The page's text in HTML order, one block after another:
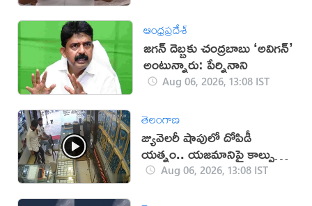
ఆంధ్రప్రదేశ్
జగన్ దెబ్బకు చంద్రబాబు ‘అవిగన్’
అంటున్నారు: పేర్నినాని
Aug 06, 2026, 13:08 IST
తెలంగాణ
జ్యువెలరీ షాపులో దోపిడీ
యత్నం.. యజమానిపై కాల్పులు
(వీడియో)
Aug 06, 2026, 13:08 IST